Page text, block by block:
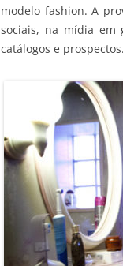
modelo fashion. A
sociais, na mídia em
catálogos e prospectos.